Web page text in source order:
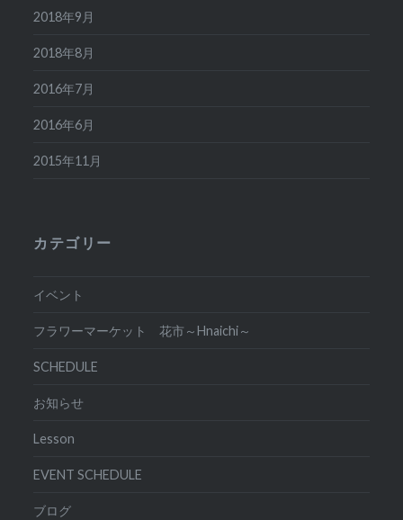
2018年9月
2018年8月
2016年7月
2016年6月
2015年11月
カテゴリー
イベント
フラワーマーケット 花市～Hnaichi～
SCHEDULE
お知らせ
Lesson
EVENT SCHEDULE
ブログ